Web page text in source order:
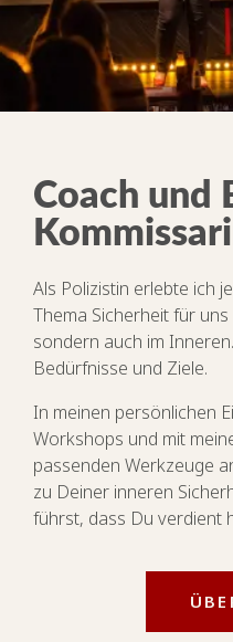
Coach und
Als Polizistin erlebte ich
Thema Sicherheit für
sondern auch im
Bedürfnisse und Ziele.
In meinen persönlichen
Workshops und mit
passenden Werkzeuge
zu Deiner inneren
führst, dass Du verdient